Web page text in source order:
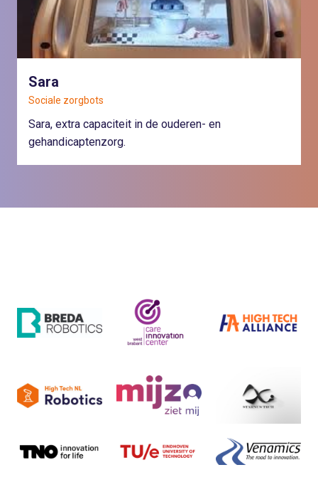
Sara
Sociale zorgbots
Sara, extra capaciteit in de ouderen- en
gehandicaptenzorg.